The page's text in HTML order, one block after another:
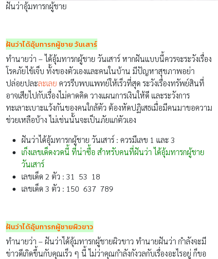
ฝันว่าอุ้มทารกผู้ชาย
ฝันว่าได้อุ้มทารกผู้ชาย วันเสาร์
ทำนายว่า – ได้อุ้มทารกผู้ชาย วันเสาร์ หากฝันแบบนี้ควรจะระวังเรื่อง
โรคภัยไข้เจ็บ ทั้งของตัวเองและคนในบ้าน มีปัญหาสุขภาพอย่า
ปล่อยปละละเลย ควรรีบพบแพทย์ให้เร็วที่สุด ระวังเรื่องทรัพย์สินที่
อาจเสียไปกับเรื่องไม่คาดคิด วางแผนการเงินให้ดี และระวังการ
ทะเลาะเบาะแว้งกันของคนใกล้ตัว ต้องหัดปฏิเสธเมื่อมีคนมาขอความ
ช่วยเหลือบ้าง ไม่เช่นนั้นจะเป็นภัยแก่ตัวเอง
ฝันว่าได้อุ้มทารกผู้ชาย วันเสาร์ : ควรมีเลข 1 และ 3
เก็งเลขเด็ดงวดนี้ ที่น่าซื้อ สำหรับคนที่ฝันว่า ได้อุ้มทารกผู้ชาย
วันเสาร์
เลขเด็ด 2 ตัว : 31 53 18
เลขเด็ด 3 ตัว : 150 637 789
ฝันว่าได้อุ้มทารกผู้ชายผิวขาว
ทำนายว่า – ฝันว่าได้อุ้มทารกผู้ชายผิวขาว ทำนายฝันว่า กำลังจะมี
ข่าวดีเกิดขึ้นกับคุณเร็ว ๆ นี้ ไม่ว่าคุณกำลังกังวลกับเรื่องอะไรอยู่ ก็ขอ